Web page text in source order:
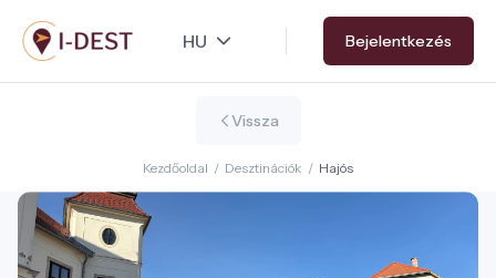
Ugrás
a
tartalomra
Bejelentkezés
Vissza
Kezdőoldal / Desztinációk / Hajós